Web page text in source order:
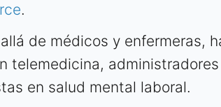
.
de médicos y enfermeras,
telemedicina,
en salud mental laboral.